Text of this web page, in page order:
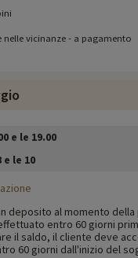
nelle vicinanze - a pagamento
e le 19.00
le 10
deposito al momento
entro 60 giorni
il saldo, il cliente deve
60 giorni dall'inizio del